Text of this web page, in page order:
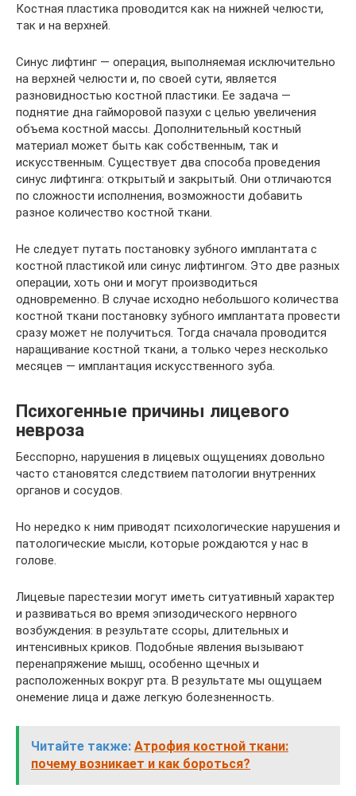
Костная пластика проводится как на нижней челюсти,
так и на верхней.
Синус лифтинг — операция, выполняемая исключительно
на верхней челюсти и, по своей сути, является
разновидностью костной пластики. Ее задача —
поднятие дна гайморовой пазухи с целью увеличения
объема костной массы. Дополнительный костный
материал может быть как собственным, так и
искусственным. Существует два способа проведения
синус лифтинга: открытый и закрытый. Они отличаются
по сложности исполнения, возможности добавить
разное количество костной ткани.
Не следует путать постановку зубного имплантата с
костной пластикой или синус лифтингом. Это две разных
операции, хоть они и могут производиться
одновременно. В случае исходно небольшого количества
костной ткани постановку зубного имплантата провести
сразу может не получиться. Тогда сначала проводится
наращивание костной ткани, а только через несколько
месяцев — имплантация искусственного зуба.
Психогенные причины лицевого
невроза
Бесспорно, нарушения в лицевых ощущениях довольно
часто становятся следствием патологии внутренних
органов и сосудов.
Но нередко к ним приводят психологические нарушения и
патологические мысли, которые рождаются у нас в
голове.
Лицевые парестезии могут иметь ситуативный характер
и развиваться во время эпизодического нервного
возбуждения: в результате ссоры, длительных и
интенсивных криков. Подобные явления вызывают
перенапряжение мышц, особенно щечных и
расположенных вокруг рта. В результате мы ощущаем
онемение лица и даже легкую болезненность.
Читайте также: Атрофия костной ткани:
почему возникает и как бороться?